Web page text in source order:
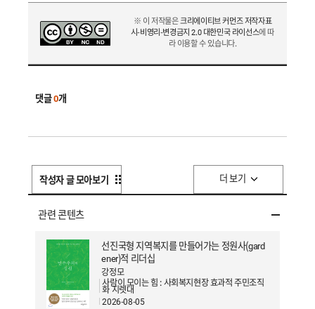
※ 이 저작물은크리에이티브 커먼즈 저작자표
시-비영리-변경금지 2.0 대한민국 라이선스에 따
라 이용할 수 있습니다.
댓글0개
작성자 글 모아보기 더 보기
관련 콘텐츠
선진국형 지역복지를 만들어가는 정원사(gard
ener)적 리더십
강정모
사람이 모이는 힘 : 사회복지현장 효과적 주민조직
화 지렛대
2026-08-05